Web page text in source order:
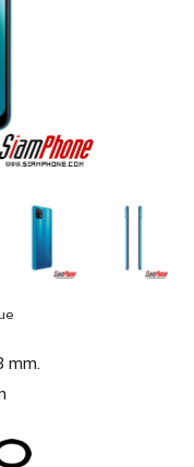
mm.